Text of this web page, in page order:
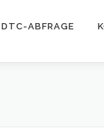
DTC-ABFRAGE